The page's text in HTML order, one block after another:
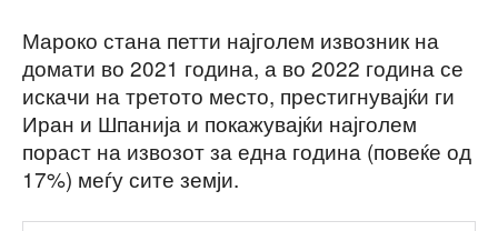
Мароко стана петти најголем извозник на
домати во 2021 година, а во 2022 година се
искачи на третото место, престигнувајќи ги
Иран и Шпанија и покажувајќи најголем
пораст на извозот за една година (повеќе од
17%) меѓу сите земји.